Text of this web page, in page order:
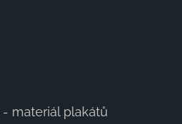
- materiál plakátů